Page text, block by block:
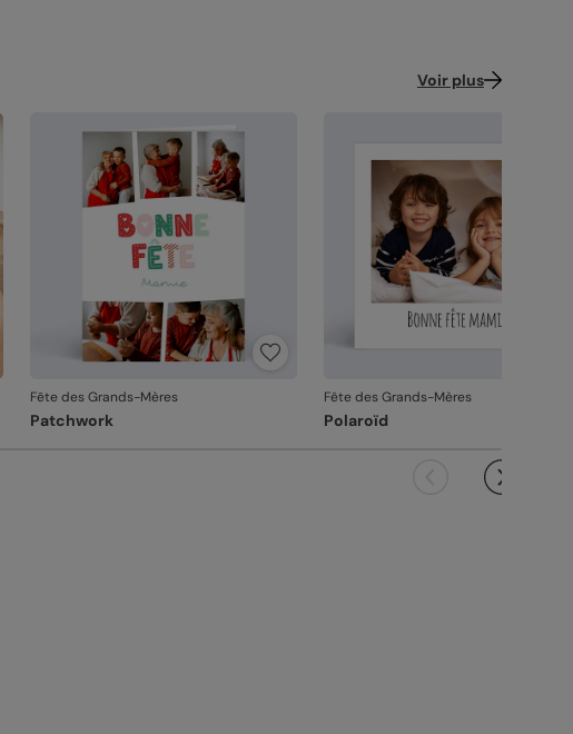
Voir plus
Fête des Grands-Mères
Patchwork
Fête des Grands-Mères
Polaroïd